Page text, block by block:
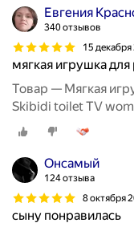
Евгения
340 отзывов
15
мягкая игрушка для
Товар — Мягкая
Skibidi toilet TV
Онсамый
124 отзыва
8 октября
сыну понравилась